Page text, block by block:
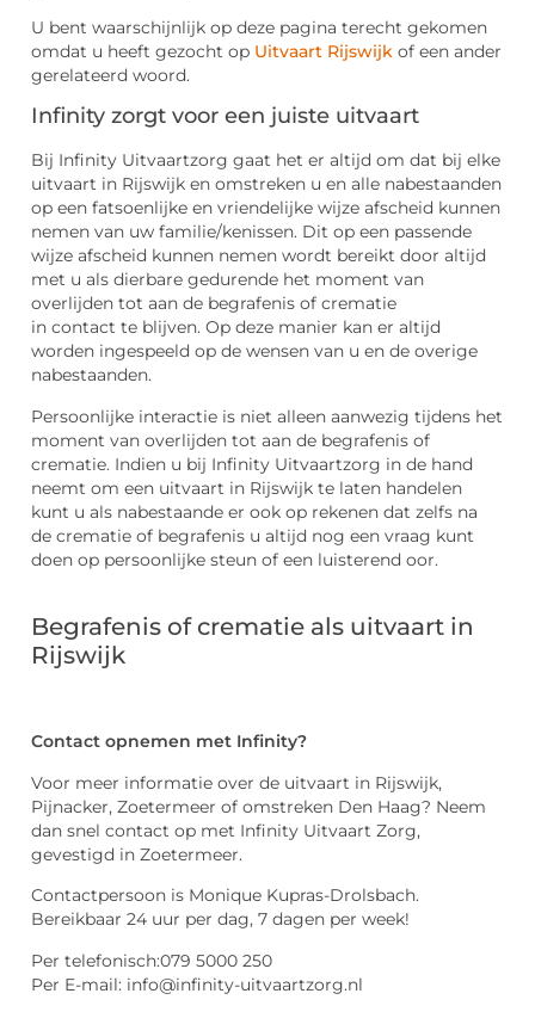
U bent waarschijnlijk op deze pagina terecht gekomen
omdat u heeft gezocht op Uitvaart Rijswijk of een ander
gerelateerd woord.
Infinity zorgt voor een juiste uitvaart
Bij Infinity Uitvaartzorg gaat het er altijd om dat bij elke
uitvaart in Rijswijk en omstreken u en alle nabestaanden
op een fatsoenlijke en vriendelijke wijze afscheid kunnen
nemen van uw familie/kenissen. Dit op een passende
wijze afscheid kunnen nemen wordt bereikt door altijd
met u als dierbare gedurende het moment van
overlijden tot aan de begrafenis of crematie
in contact te blijven. Op deze manier kan er altijd
worden ingespeeld op de wensen van u en de overige
nabestaanden.
Persoonlijke interactie is niet alleen aanwezig tijdens het
moment van overlijden tot aan de begrafenis of
crematie. Indien u bij Infinity Uitvaartzorg in de hand
neemt om een uitvaart in Rijswijk te laten handelen
kunt u als nabestaande er ook op rekenen dat zelfs na
de crematie of begrafenis u altijd nog een vraag kunt
doen op persoonlijke steun of een luisterend oor.
Begrafenis of crematie als uitvaart in
Rijswijk
Contact opnemen met Infinity?
Voor meer informatie over de uitvaart in Rijswijk,
Pijnacker, Zoetermeer of omstreken Den Haag? Neem
dan snel contact op met Infinity Uitvaart Zorg,
gevestigd in Zoetermeer.
Contactpersoon is Monique Kupras-Drolsbach.
Bereikbaar 24 uur per dag, 7 dagen per week!
Per telefonisch:079 5000 250
Per E-mail: info@infinity-uitvaartzorg.nl